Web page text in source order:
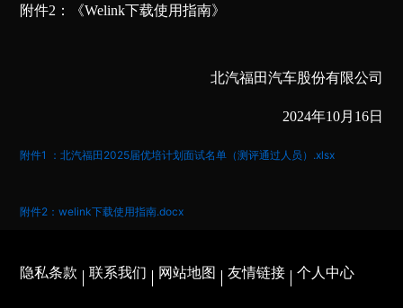
附件2：《Welink下载使用指南》
北汽福田汽车股份有限公司
2024年10月16日
附件1 ：北汽福田2025届优培计划面试名单（测评通过人员）.xlsx
附件2：welink下载使用指南.docx
隐私条款 联系我们 网站地图 友情链接 个人中心